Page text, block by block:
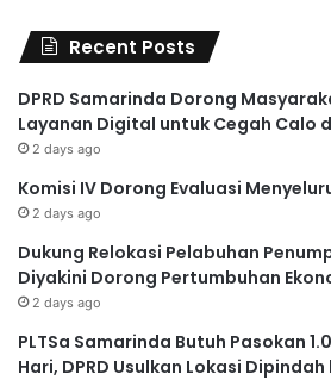
Recent Posts
DPRD Samarinda Dorong
Layanan Digital untuk Cegah Calo
2 days ago
Komisi IV Dorong Evaluasi
2 days ago
Dukung Relokasi Pelabuhan
Diyakini Dorong Pertumbuhan
2 days ago
PLTSa Samarinda Butuh Pasokan
Hari, DPRD Usulkan Lokasi